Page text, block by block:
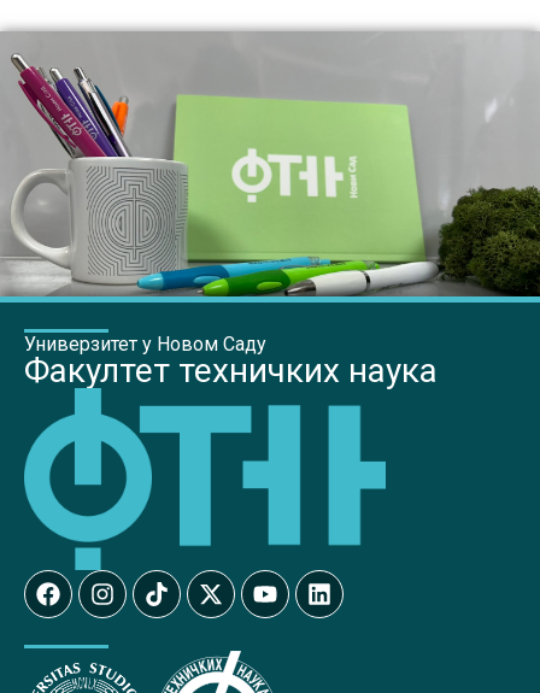
Универзитет у Новом Саду
Факултет техничких наука